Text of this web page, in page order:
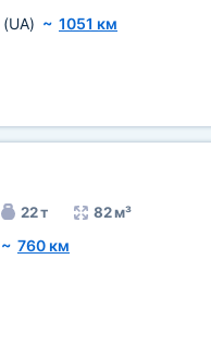
(UA) ~ 1051 км
22 т 82 м³
~ 760 км